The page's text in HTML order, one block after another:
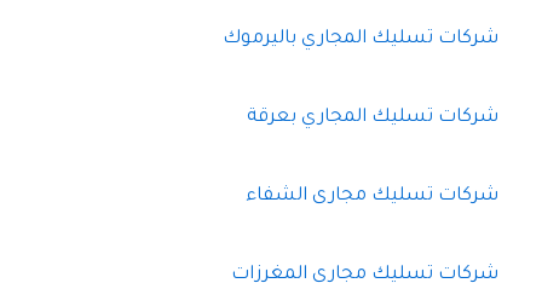
شركات تسليك المجاري باليرموك
شركات تسليك المجاري بعرقة
شركات تسليك مجارى الشفاء
شركات تسليك مجارى المغرزات